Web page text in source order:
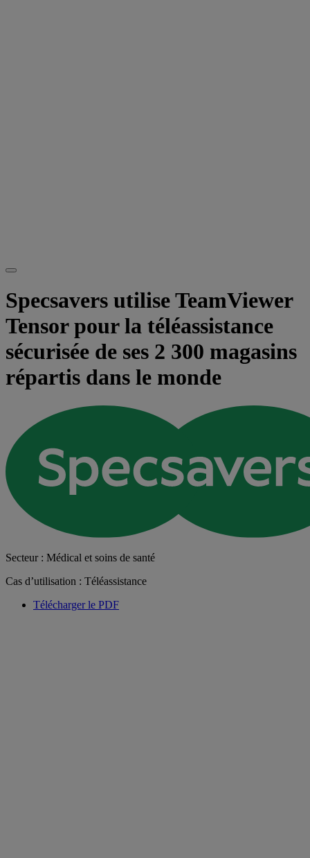
Specsavers utilise TeamViewer
Tensor pour la téléassistance
sécurisée de ses 2 300 magasins
répartis dans le monde
Secteur : Médical et soins de santé
Cas d’utilisation : Téléassistance
Télécharger le PDF